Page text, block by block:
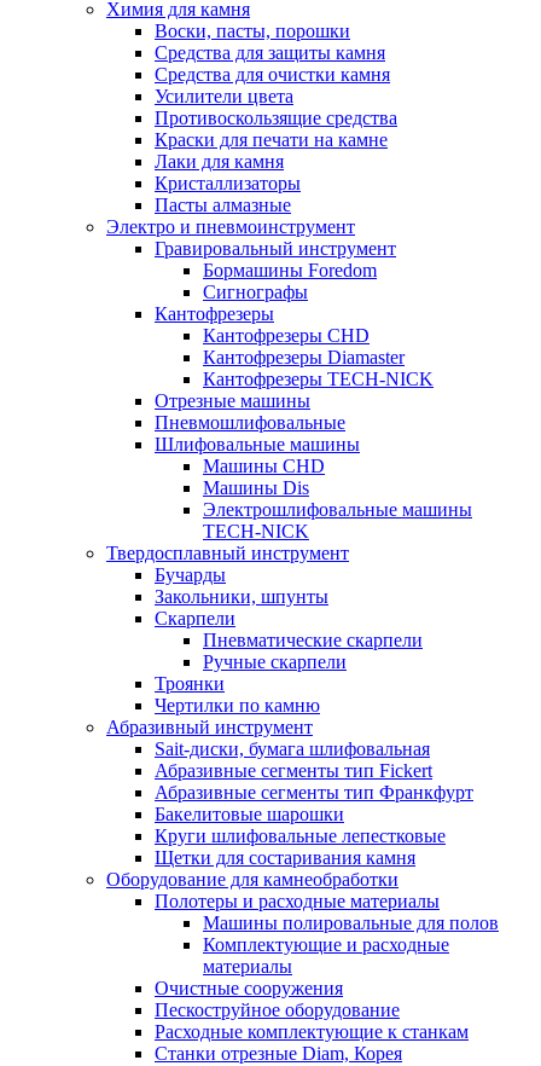
Химия для камня
Воски, пасты, порошки
Средства для защиты камня
Средства для очистки камня
Усилители цвета
Противоскользящие средства
Краски для печати на камне
Лаки для камня
Кристаллизаторы
Пасты алмазные
Электро и пневмоинструмент
Гравировальный инструмент
Бормашины Foredom
Сигнографы
Кантофрезеры
Кантофрезеры CHD
Кантофрезеры Diamaster
Кантофрезеры TECH-NICK
Отрезные машины
Пневмошлифовальные
Шлифовальные машины
Машины CHD
Машины Dis
Электрошлифовальные машины
TECH-NICK
Твердосплавный инструмент
Бучарды
Закольники, шпунты
Скарпели
Пневматические скарпели
Ручные скарпели
Троянки
Чертилки по камню
Абразивный инструмент
Sait-диски, бумага шлифовальная
Абразивные сегменты тип Fickert
Абразивные сегменты тип Франкфурт
Бакелитовые шарошки
Круги шлифовальные лепестковые
Щетки для состаривания камня
Оборудование для камнеобработки
Полотеры и расходные материалы
Машины полировальные для полов
Комплектующие и расходные
материалы
Очистные сооружения
Пескоструйное оборудование
Расходные комплектующие к станкам
Станки отрезные Diam, Корея